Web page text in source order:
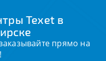
Texet в
прямо на